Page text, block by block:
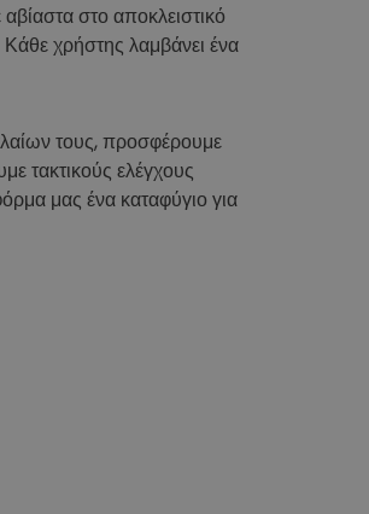
στο αποκλειστικό
χρήστης λαμβάνει ένα
τους, προσφέρουμε
τακτικούς ελέγχους
μας ένα καταφύγιο για